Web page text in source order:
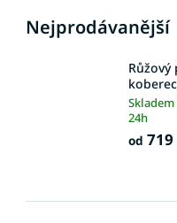
Nejprodávanější
24h
od 719